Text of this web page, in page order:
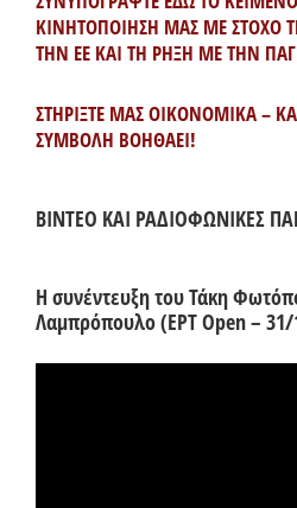
ΚΙΝΗΤΟΠΟΙΗΣΗ ΜΑΣ ΜΕ ΣΤΟΧΟ
ΤΗΝ ΕΕ ΚΑΙ ΤΗ ΡΗΞΗ ΜΕ ΤΗΝ
ΣΤΗΡΙΞΤΕ ΜΑΣ ΟΙΚΟΝΟΜΙΚΑ –
ΣΥΜΒΟΛΗ ΒΟΗΘΑΕΙ!
ΒΙΝΤΕΟ ΚΑΙ ΡΑΔΙΟΦΩΝΙΚΕΣ
Η συνέντευξη του Τάκη
Λαμπρόπουλο (ΕΡΤ Open –